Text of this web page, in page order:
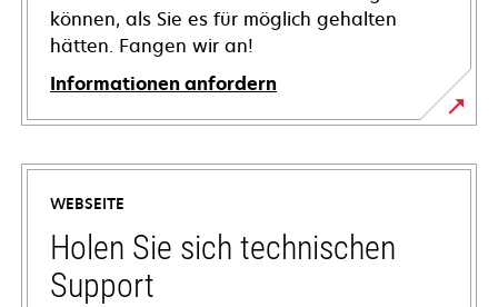
können, als Sie es für möglich gehalten
hätten. Fangen wir an!
Informationen anfordern
WEBSEITE
Holen Sie sich technischen
Support